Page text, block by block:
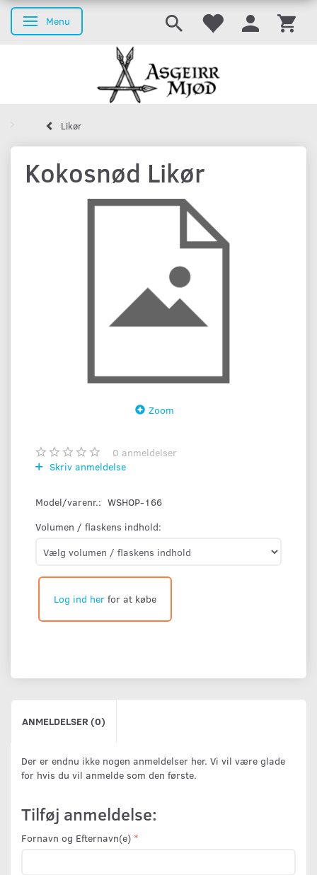
Skifte navigation
Menu
Likør
Kokosnød Likør
Zoom
0 anmeldelser
Skriv anmeldelse
Model/varenr.: WSHOP-166
Volumen / flaskens indhold:
Log ind her for at købe
ANMELDELSER (0)
Der er endnu ikke nogen anmeldelser her. Vi vil være glade
for hvis du vil anmelde som den første.
Tilføj anmeldelse:
Fornavn og Efternavn(e)